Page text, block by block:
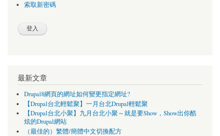
索取新密碼
最新文章
Drupal8網頁的網址如何變更指定網址?
【Drupal台北輕鬆聚】一月台北Drupal輕鬆聚
【Drupal台北小聚】九月台北小聚～就是要Show，Show出你酷
炫的Drupal網站
（最佳的）繁體/簡體中文切換配方